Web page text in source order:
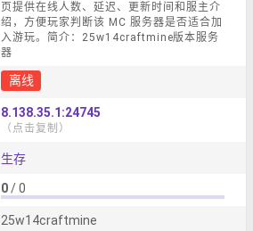
页提供在线人数、延迟、更新时间和服主介
绍，方便玩家判断该 MC 服务器是否适合加
入游玩。简介：25w14craftmine版本服务
器
离线
8.138.35.1:24745
（点击复制）
生存
0/ 0
25w14craftmine